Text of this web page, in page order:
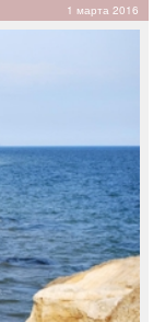
1 марта 2016